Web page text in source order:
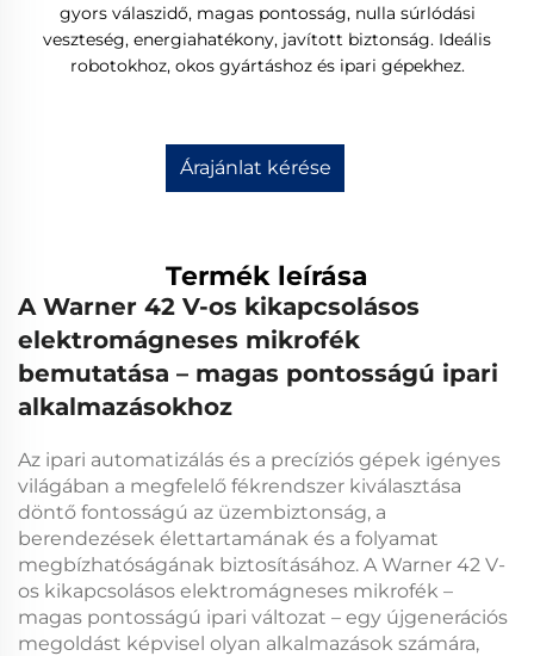
gyors válaszidő, magas pontosság, nulla súrlódási
veszteség, energiahatékony, javított biztonság. Ideális
robotokhoz, okos gyártáshoz és ipari gépekhez.
Árajánlat kérése
Termék leírása
A Warner 42 V-os kikapcsolásos
elektromágneses mikrofék
bemutatása – magas pontosságú ipari
alkalmazásokhoz
Az ipari automatizálás és a precíziós gépek igényes
világában a megfelelő fékrendszer kiválasztása
döntő fontosságú az üzembiztonság, a
berendezések élettartamának és a folyamat
megbízhatóságának biztosításához. A Warner 42 V-
os kikapcsolásos elektromágneses mikrofék –
magas pontosságú ipari változat – egy újgenerációs
megoldást képvisel olyan alkalmazások számára,